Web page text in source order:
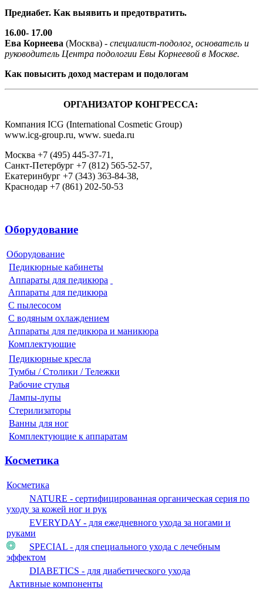
Предиабет. Как выявить и предотвратить.
16.00- 17.00
Ева Корнеева (Москва) - специалист-подолог, основатель и
руководитель Центра подологии Евы Корнеевой в Москве.
Как повысить доход мастерам и подологам
ОРГАНИЗАТОР КОНГРЕССА:
Компания ICG (International Cosmetic Group)
www.icg-group.ru, www. sueda.ru
Москва +7 (495) 445-37-71,
Санкт-Петербург +7 (812) 565-52-57,
Екатеринбург +7 (343) 363-84-38,
Краснодар +7 (861) 202-50-53
Оборудование
Оборудование
Педикюрные кабинеты
Аппараты для педикюра
Аппараты для педикюра
С пылесосом
С водяным охлаждением
Аппараты для педикюра и маникюра
Комплектующие
Педикюрные кресла
Тумбы / Столики / Тележки
Рабочие стулья
Лампы-лупы
Стерилизаторы
Ванны для ног
Комплектующие к аппаратам
Косметика
Косметика
NATURE - сертифицированная органическая серия по
уходу за кожей ног и рук
EVERYDAY - для ежедневного ухода за ногами и
руками
SPECIAL - для специального ухода с лечебным
эффектом
DIABETICS - для диабетического ухода
Активные компоненты